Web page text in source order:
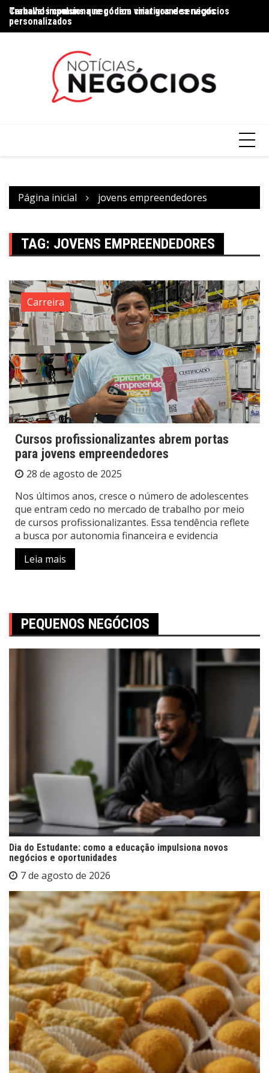
Trabalhos comuns que podem virar grandes negócios
Carnaval impulsiona negócios criativos e serviços
personalizados
Página inicial jovens empreendedores
TAG: JOVENS EMPREENDEDORES
Carreira
Cursos profissionalizantes abrem portas
para jovens empreendedores
28 de agosto de 2025
Nos últimos anos, cresce o número de adolescentes
que entram cedo no mercado de trabalho por meio
de cursos profissionalizantes. Essa tendência reflete
a busca por autonomia financeira e evidencia
Leia mais
PEQUENOS NEGÓCIOS
Dia do Estudante: como a educação impulsiona novos
negócios e oportunidades
7 de agosto de 2026